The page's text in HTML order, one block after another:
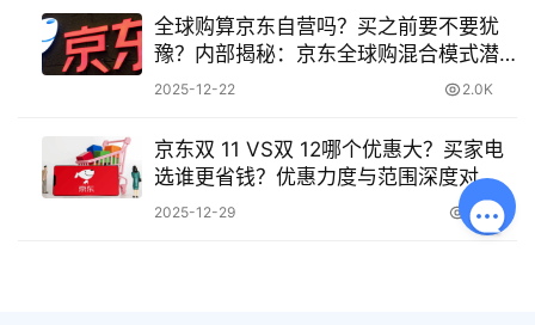
全球购算京东自营吗？买之前要不要犹
豫？内部揭秘：京东全球购混合模式潜
规则，这样买彻底避开假货风险！
2025-12-22 2.0K
京东双 11 VS双 12哪个优惠大？买家电
选谁更省钱？优惠力度与范围深度对
比，选取购物决策指南！
2025-12-29 487